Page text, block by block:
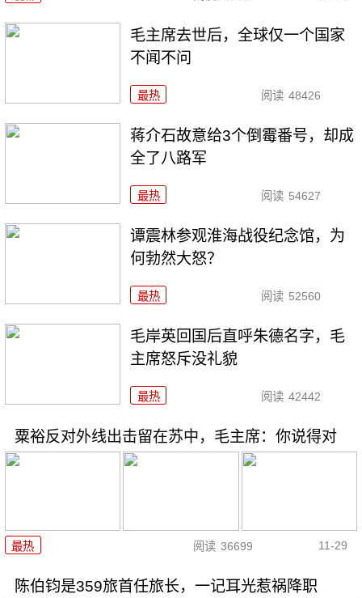
毛主席去世后，全球仅一个国家
不闻不问
最热 阅读 48426
蒋介石故意给3个倒霉番号，却成
全了八路军
最热 阅读 54627
谭震林参观淮海战役纪念馆，为
何勃然大怒？
最热 阅读 52560
毛岸英回国后直呼朱德名字，毛
主席怒斥没礼貌
最热 阅读 42442
粟裕反对外线出击留在苏中，毛主席：你说得对
最热 阅读 36699 11-29
陈伯钧是359旅首任旅长，一记耳光惹祸降职